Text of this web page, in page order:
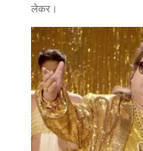
लेकर।